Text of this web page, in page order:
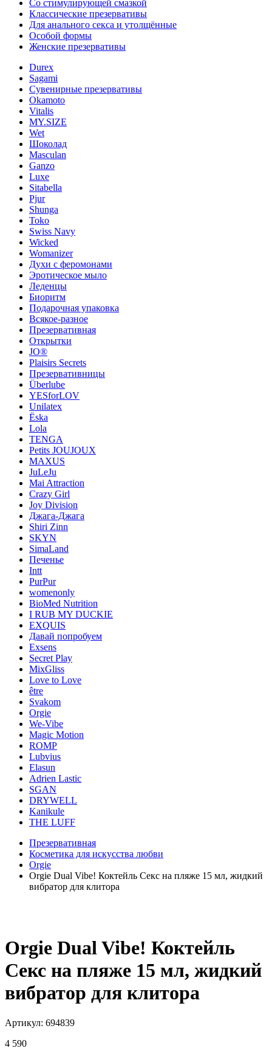
Со стимулирующей смазкой
Классические презервативы
Для анального секса и утолщённые
Особой формы
Женские презервативы
Durex
Sagami
Сувенирные презервативы
Okamoto
Vitalis
MY.SIZE
Wet
Шоколад
Masculan
Ganzo
Luxe
Sitabella
Pjur
Shunga
Toko
Swiss Navy
Wicked
Womanizer
Духи с феромонами
Эротическое мыло
Леденцы
Биоритм
Подарочная упаковка
Всякое-разное
Презервативная
Открытки
JO®
Plaisirs Secrets
Презервативницы
Überlube
YESforLOV
Unilatex
Ёska
Lola
TENGA
Petits JOUJOUX
MAXUS
JuLeJu
Mai Attraction
Crazy Girl
Joy Division
Джага-Джага
Shiri Zinn
SKYN
SimaLand
Печенье
Intt
PurPur
womenonly
BioMed Nutrition
I RUB MY DUCKIE
EXQUIS
Давай попробуем
Exsens
Secret Play
MixGliss
Love to Love
être
Svakom
Orgie
We-Vibe
Magic Motion
ROMP
Lubvius
Elasun
Adrien Lastic
SGAN
DRYWELL
Kanikule
THE LUFF
Презервативная
Косметика для искусства любви
Orgie
Orgie Dual Vibe! Коктейль Секс на пляже 15 мл, жидкий
вибратор для клитора
Orgie Dual Vibe! Коктейль
Секс на пляже 15 мл, жидкий
вибратор для клитора
Артикул: 694839
4 590